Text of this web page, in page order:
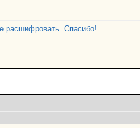
расшифровать. Спасибо!